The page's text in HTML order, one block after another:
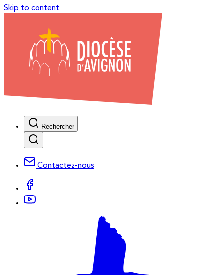
Skip to content
Rechercher
Contactez-nous